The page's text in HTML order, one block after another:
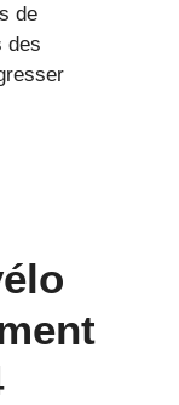
de
des